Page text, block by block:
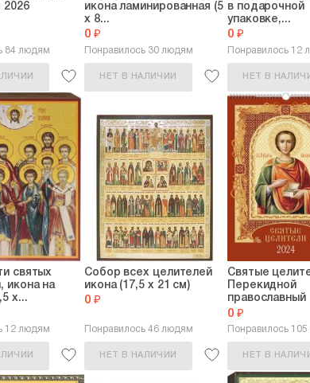
2026
84 людям
икона ламинированная (5
х 8...
0 ₽
Понравилось 30 людям
НЕТ В НАЛИЧИИ
в подарочной
упаковке,...
0 ₽
Понравилось 12
НЕТ В
святых
икона на
х...
12 людям
Собор всех целителей
икона (17,5 х 21 см)
0 ₽
Понравилось 46 людям
НЕТ В НАЛИЧИИ
Святые
Перекидной
православный
календарь...
0 ₽
Понравилось
НЕТ В